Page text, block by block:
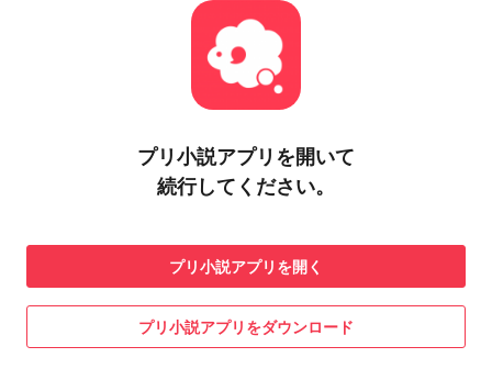
プリ小説アプリを開いて
続行してください。
プリ小説アプリを開く
プリ小説アプリをダウンロード